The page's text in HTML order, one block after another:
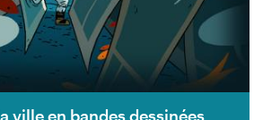
ville en bandes dessinées